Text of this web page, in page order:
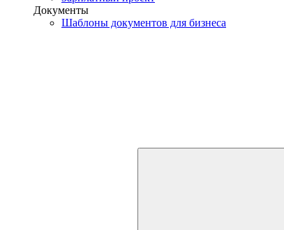
Документы
Шаблоны документов для бизнеса